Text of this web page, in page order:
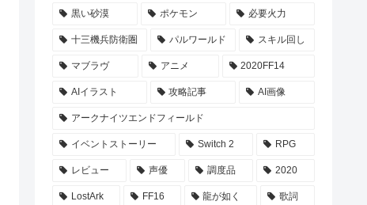
黒い砂漠 ポケモン 必要火力
十三機兵防衛圏 パルワールド スキル回し
マブラヴ アニメ 2020FF14
AIイラスト 攻略記事 AI画像
アークナイツエンドフィールド
イベントストーリー Switch 2 RPG
レビュー 声優 調度品 2020
LostArk FF16 龍が如く 歌詞